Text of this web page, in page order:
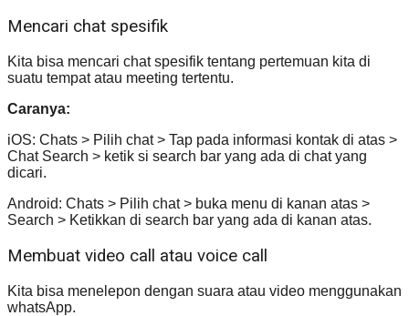
Mencari chat spesifik
Kita bisa mencari chat spesifik tentang pertemuan kita di
suatu tempat atau meeting tertentu.
Caranya:
iOS: Chats > Pilih chat > Tap pada informasi kontak di atas >
Chat Search > ketik si search bar yang ada di chat yang
dicari.
Android: Chats > Pilih chat > buka menu di kanan atas >
Search > Ketikkan di search bar yang ada di kanan atas.
Membuat video call atau voice call
Kita bisa menelepon dengan suara atau video menggunakan
whatsApp.